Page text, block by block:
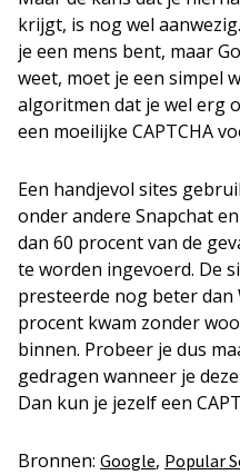
krijgt, is nog wel
je een mens bent, maar
weet, moet je een simpel
algoritmen dat je wel erg
een moeilijke CAPTCHA
Een handjevol sites
onder andere Snapchat
dan 60 procent van de
te worden ingevoerd. De
presteerde nog beter dan
procent kwam zonder
binnen. Probeer je dus
gedragen wanneer je
Dan kun je jezelf een
Bronnen: Google, Popular